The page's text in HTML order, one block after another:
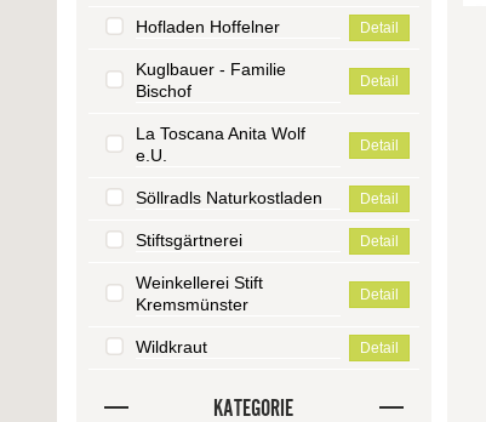
Hofladen Hoffelner Detail
Kuglbauer - Familie
Bischof
Detail
La Toscana Anita Wolf
e.U.
Detail
Söllradls Naturkostladen Detail
Stiftsgärtnerei Detail
Weinkellerei Stift
Kremsmünster
Detail
Wildkraut Detail
KATEGORIE